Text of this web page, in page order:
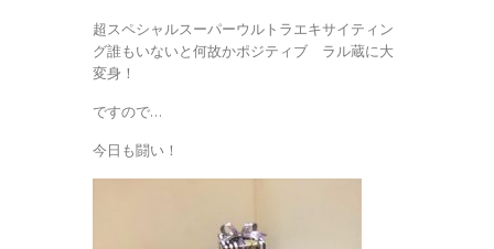
超スペシャルスーパーウルトラエキサイティン
グ誰もいないと何故かポジティブ ラル蔵に大
変身！
ですので…
今日も闘い！